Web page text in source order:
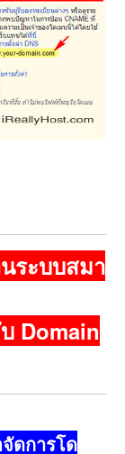
ระบบสมา
Domain
ดการโด